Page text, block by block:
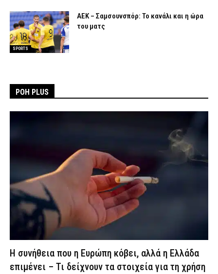
SPORTS
ΑΕΚ – Σαμσουνσπόρ: Το κανάλι και η ώρα
του ματς
ΡΟΗ PLUS
Η συνήθεια που η Ευρώπη κόβει, αλλά η Ελλάδα
επιμένει – Τι δείχνουν τα στοιχεία για τη χρήση